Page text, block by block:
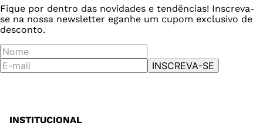
Fique por dentro das novidades e tendências! Inscreva-
se na nossa newsletter eganhe um cupom exclusivo de
desconto.
INSCREVA-SE
INSTITUCIONAL